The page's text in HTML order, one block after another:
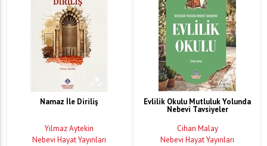
Namaz İle Diriliş
Yılmaz Aytekin
Nebevi Hayat Yayınları
Evlilik Okulu Mutluluk Yolunda
Nebevi Tavsiyeler
Cihan Malay
Nebevi Hayat Yayınları